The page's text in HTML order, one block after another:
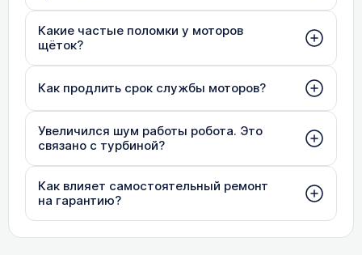
Какие частые поломки у моторов
щёток?
Как продлить срок службы моторов?
Увеличился шум работы робота. Это
связано с турбиной?
Как влияет самостоятельный ремонт
на гарантию?